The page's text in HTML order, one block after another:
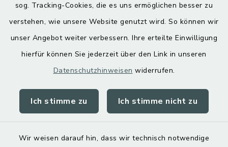
sog. Tracking-Cookies, die es uns ermöglichen besser zu
verstehen, wie unsere Website genutzt wird. So können wir
unser Angebot weiter verbessern. Ihre erteilte Einwilligung
hierfür können Sie jederzeit über den Link in unseren
Datenschutzhinweisen widerrufen.
Ich stimme zu Ich stimme nicht zu
Wir weisen darauf hin, dass wir technisch notwendige
Digitaler Ortsplan
Kontakt